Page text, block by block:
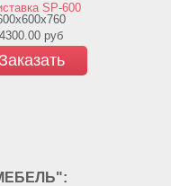
SP-600
4300.00 руб